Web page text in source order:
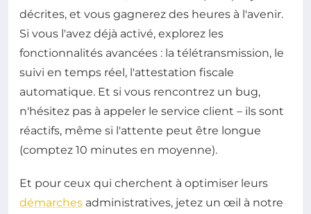
décrites, et vous gagnerez des heures à l'avenir.
Si vous l'avez déjà activé, explorez les
fonctionnalités avancées : la télétransmission, le
suivi en temps réel, l'attestation fiscale
automatique. Et si vous rencontrez un bug,
n'hésitez pas à appeler le service client – ils sont
réactifs, même si l'attente peut être longue
(comptez 10 minutes en moyenne).
Et pour ceux qui cherchent à optimiser leurs
démarches administratives, jetez un œil à notre